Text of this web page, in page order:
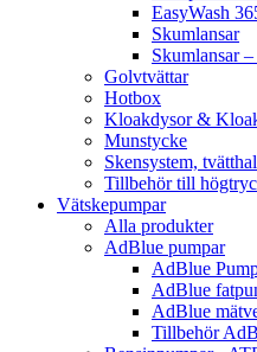
EasyWash
Skumlansar
Skumlansar
Golvtvättar
Hotbox
Kloakdysor &
Munstycke
Skensystem,
Tillbehör till
Vätskepumpar
Alla produkter
AdBlue pumpar
AdBlue
AdBlue
AdBlue
Tillbehör